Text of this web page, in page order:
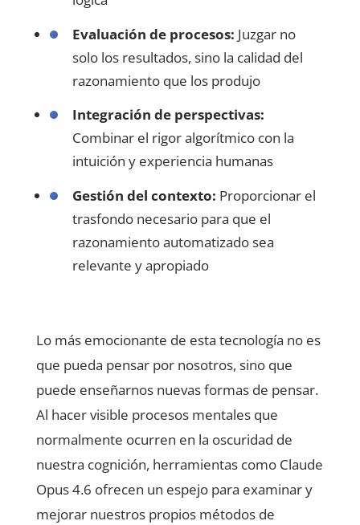
Evaluación de procesos: Juzgar no
solo los resultados, sino la calidad del
razonamiento que los produjo
Integración de perspectivas:
Combinar el rigor algorítmico con la
intuición y experiencia humanas
Gestión del contexto: Proporcionar el
trasfondo necesario para que el
razonamiento automatizado sea
relevante y apropiado
Lo más emocionante de esta tecnología no es
que pueda pensar por nosotros, sino que
puede enseñarnos nuevas formas de pensar.
Al hacer visible procesos mentales que
normalmente ocurren en la oscuridad de
nuestra cognición, herramientas como Claude
Opus 4.6 ofrecen un espejo para examinar y
mejorar nuestros propios métodos de